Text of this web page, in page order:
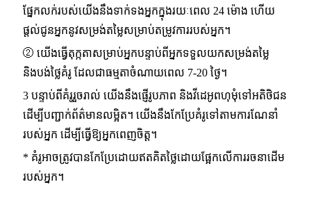
ផ្នែកលក់របស់យើងនឹងទាក់ទងអ្នកក្នុងរយៈពេល 24 ម៉ោង ហើយ
ផ្តល់ជូនអ្នកនូវសម្រង់តម្លៃសម្រាប់តម្រូវការរបស់អ្នក។
② យើងធ្វើតុក្កតាសម្រាប់អ្នកបន្ទាប់ពីអ្នកទទួលយកសម្រង់តម្លៃ
និងបង់ថ្លៃគំរូ ដែលជាធម្មតាចំណាយពេល 7-20 ថ្ងៃ។
3 បន្ទាប់ពីគំរូរួចរាល់ យើងនឹងផ្ញើរូបភាព និងវីដេអូពហុមុំទៅអតិថិជន
ដើម្បីបញ្ជាក់ព័ត៌មានលម្អិត។ យើងនឹងកែប្រែគំរូទៅតាមការណែនាំ
របស់អ្នក ដើម្បីធ្វើឱ្យអ្នកពេញចិត្ត។
* គំរូអាចត្រូវបានកែប្រែដោយឥតគិតថ្លៃដោយផ្អែកលើការរចនាដើម
របស់អ្នក។